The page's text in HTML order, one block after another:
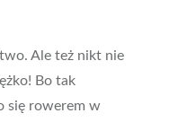
Ale też nikt nie
Bo tak
się rowerem w